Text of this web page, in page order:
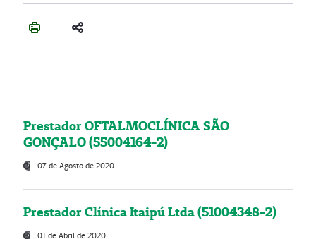
Prestador OFTALMOCLÍNICA SÃO
GONÇALO (55004164-2)
07 de Agosto de 2020
Prestador Clínica Itaipú Ltda (51004348-2)
01 de Abril de 2020